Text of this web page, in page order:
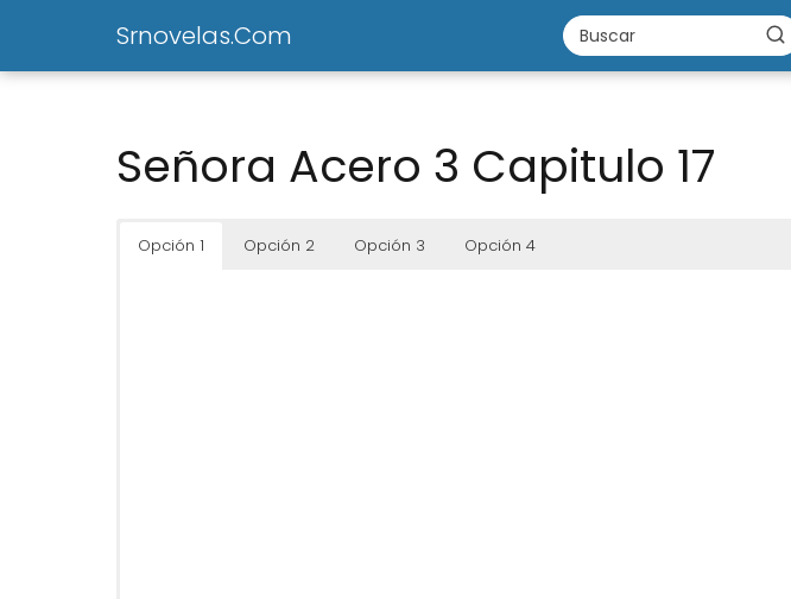
Srnovelas.Com
Señora Acero 3 Capitulo 17
Opción 1 Opción 2 Opción 3 Opción 4